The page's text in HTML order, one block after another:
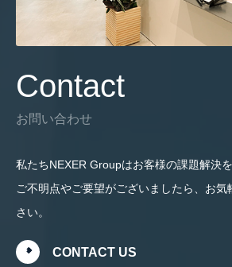
Contact
お問い合わせ
私たちNEXER Groupはお客様の課題解決
ご不明点やご要望がございましたら、お
さい。
CONTACT US